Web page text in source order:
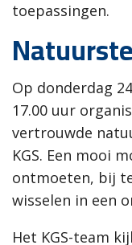
toepassingen.
Op donderdag
17.00 uur
vertrouwde
KGS. Een mooi
ontmoeten, bij
wisselen in een
Het KGS-team